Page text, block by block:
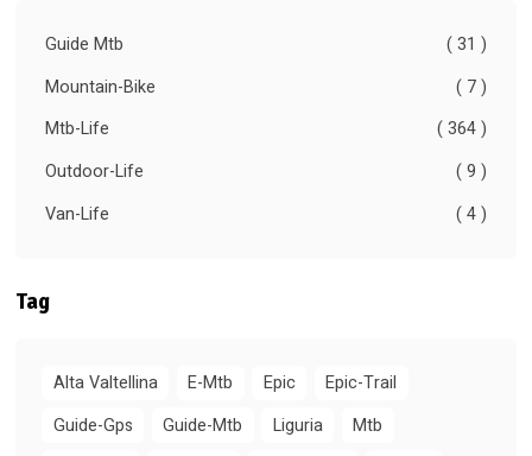
Guide Mtb
( 31 )
Mountain-Bike
( 7 )
Mtb-Life
( 364 )
Outdoor-Life
( 9 )
Van-Life
( 4 )
Tag
Alta Valtellina E-Mtb Epic
Epic-Trail
Guide-Gps
Guide-Mtb Liguria
Mtb